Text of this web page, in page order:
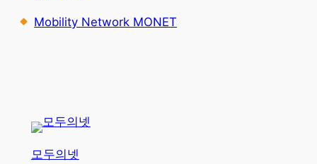
Mobility Network MONET
모두의넷